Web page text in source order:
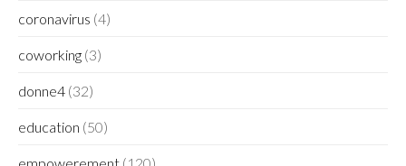
coronavirus (4)
coworking (3)
donne4 (32)
education (50)